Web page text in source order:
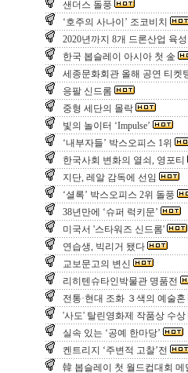
샌더스 돌풍
‘호주의 사나이’ 조코비치
2020년까지 8개 드론산업 육성
한국 봅슬레이 아시아 첫 金
세종문화회관 올해 공연 티켓
응팔 신드롬
중형 세단의 몰락
빛의 놀이터 ‘Impulse’
‘내부자들’ 박스오피스 1위
한국사회 변화의 열쇠, 영포티
지단, 레알 감독에 선임
‘셜록’ 박스오피스 2위 돌풍
38년만에 ‘슈퍼 럭키문’
미국서 '스타워즈 신드롬'
연습생, 빅리거 됐다
교보문고의 변신
리히텐슈타인박물관 명품전
전통·현대 조화 ３색의 예술혼
'사도' 탈린영화제 작품상 수상
실속 있는 ‘공예 한마당’
켄트리지 ‘주변적 고찰’전
韓 봅슬레이 첫 월드컵대회 메